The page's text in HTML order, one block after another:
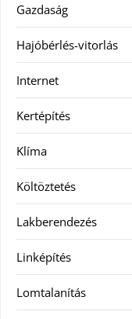
Gazdaság
Hajóbérlés-vitorlás
Internet
Kertépítés
Klíma
Költöztetés
Lakberendezés
Linképítés
Lomtalanítás